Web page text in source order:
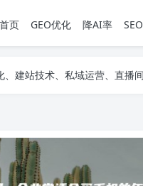
首页 GEO优化 降AI率
励志美文和生活百科等多个领域的知识科
励志美文和生活百科等多个领域的知识科